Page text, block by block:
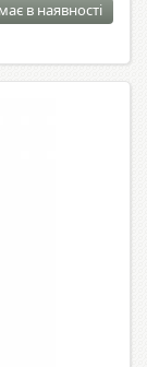
в наявності